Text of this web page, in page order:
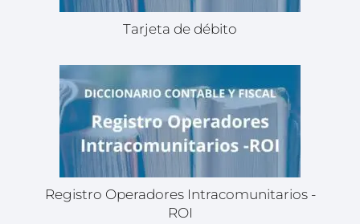
Tarjeta de débito
Registro Operadores Intracomunitarios -
ROI